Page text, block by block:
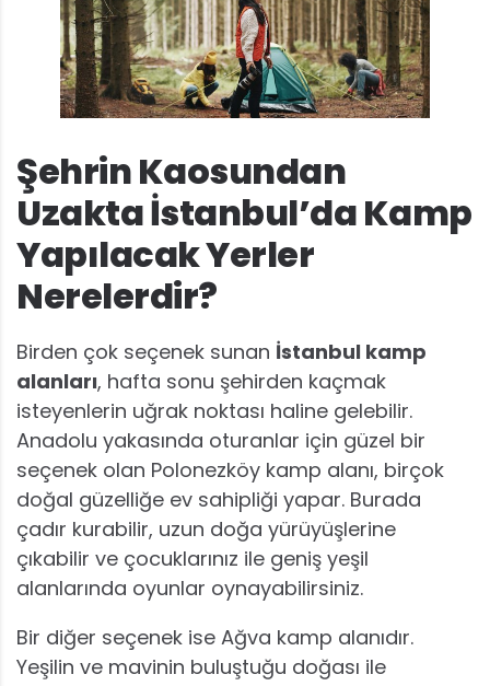
Şehrin Kaosundan
Uzakta İstanbul’da Kamp
Yapılacak Yerler
Nerelerdir?
Birden çok seçenek sunan İstanbul kamp
alanları, hafta sonu şehirden kaçmak
isteyenlerin uğrak noktası haline gelebilir.
Anadolu yakasında oturanlar için güzel bir
seçenek olan Polonezköy kamp alanı, birçok
doğal güzelliğe ev sahipliği yapar. Burada
çadır kurabilir, uzun doğa yürüyüşlerine
çıkabilir ve çocuklarınız ile geniş yeşil
alanlarında oyunlar oynayabilirsiniz.
Bir diğer seçenek ise Ağva kamp alanıdır.
Yeşilin ve mavinin buluştuğu doğası ile